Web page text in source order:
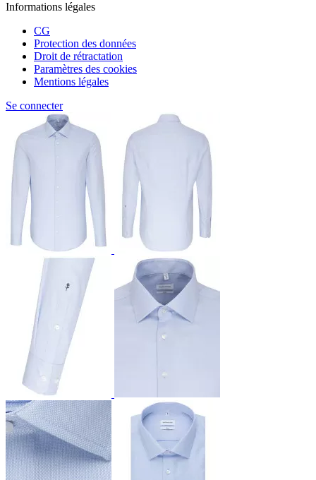
Informations légales
CG
Protection des données
Droit de rétractation
Paramètres des cookies
Mentions légales
Se connecter